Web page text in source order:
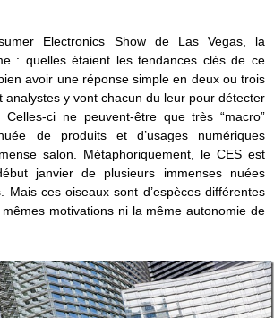
Electronics Show de Las Vegas, la
: quelles étaient les tendances clés de ce
avoir une réponse simple en deux ou trois
analystes y vont chacun du leur pour détecter
ci ne peuvent-être que très “macro”
de produits et d’usages numériques
salon. Métaphoriquement, le CES est
janvier de plusieurs immenses nuées
Mais ces oiseaux sont d’espèces différentes
motivations ni la même autonomie de